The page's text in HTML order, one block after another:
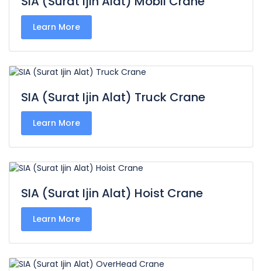
Learn More
SIA (Surat Ijin Alat) Truck Crane
Learn More
SIA (Surat Ijin Alat) Hoist Crane
Learn More